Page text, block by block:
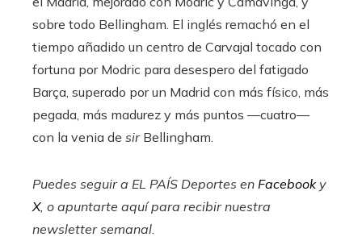
sobre todo Bellingham. El inglés remachó en el
tiempo añadido un centro de Carvajal tocado con
fortuna por Modric para desespero del fatigado
Barça, superado por un Madrid con más físico, más
pegada, más madurez y más puntos —cuatro—
con la venia de sir Bellingham.
Puedes seguir a EL PAÍS Deportes en Facebooky
X, o apuntarte aquí para recibirnuestra
newsletter semanal.